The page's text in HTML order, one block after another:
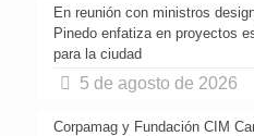
En reunión con ministros
Pinedo enfatiza en proyectos
para la ciudad
5 de agosto de 2026
Corpamag y Fundación CIM